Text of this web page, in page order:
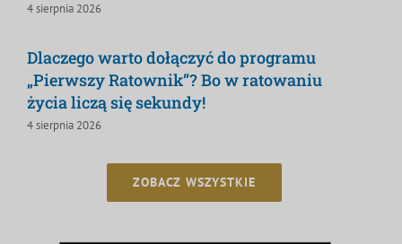
4 sierpnia 2026
Dlaczego warto dołączyć do programu
„Pierwszy Ratownik”? Bo w ratowaniu
życia liczą się sekundy!
4 sierpnia 2026
ZOBACZ WSZYSTKIE